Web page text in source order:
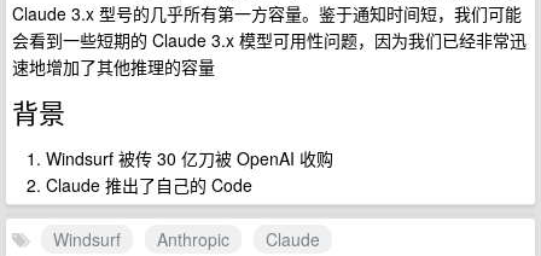
Claude 3.x 型号的几乎所有第一方容量。鉴于通知时间短，我们可能
会看到一些短期的 Claude 3.x 模型可用性问题，因为我们已经非常迅
速地增加了其他推理的容量
背景
Windsurf 被传 30 亿刀被 OpenAI 收购
Claude 推出了自己的 Code
Windsurf Anthropic
Claude